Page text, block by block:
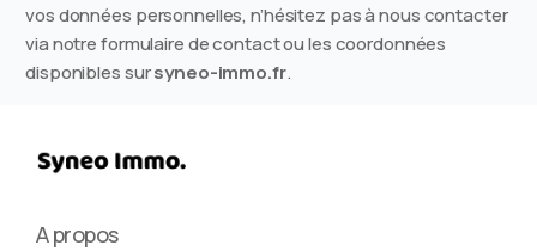
vos données personnelles, n’hésitez pas à nous contacter
via notre formulaire de contact ou les coordonnées
disponibles sursyneo-immo.fr.
A propos